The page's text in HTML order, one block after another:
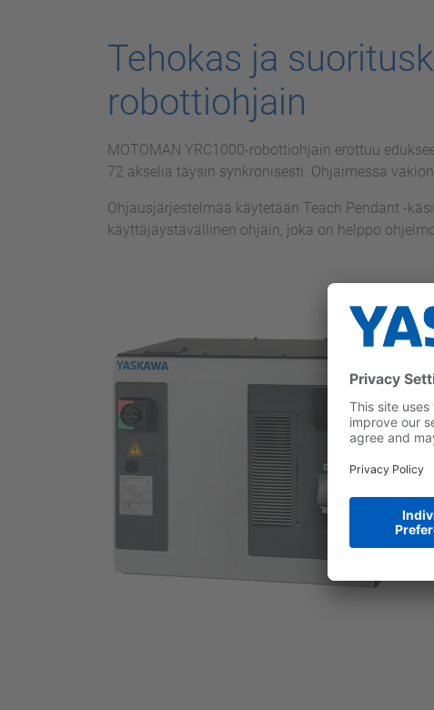
Tehokas ja
robottiohjain
MOTOMAN YRC1000-robottiohjain erottuu
72 akselia täysin synkronisesti. Ohjaimessa
Ohjausjärjestelmää käytetään Teach Pendant -
käyttäjäystävällinen ohjain, joka on helppo